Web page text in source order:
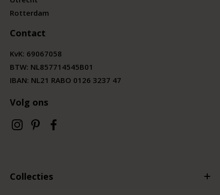
Rotterdam
Contact
KvK: 69067058
BTW: NL857714545B01
IBAN: NL21 RABO 0126 3237 47
Volg ons
Collecties